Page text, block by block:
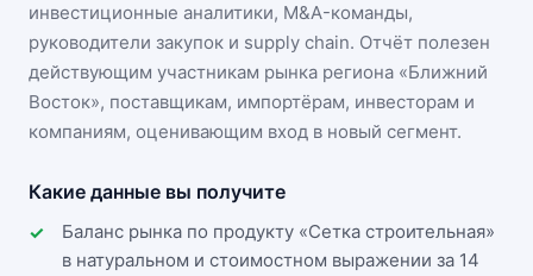
инвестиционные аналитики, M&A-команды,
руководители закупок и supply chain. Отчёт полезен
действующим участникам рынка региона «Ближний
Восток», поставщикам, импортёрам, инвесторам и
компаниям, оценивающим вход в новый сегмент.
Какие данные вы получите
Баланс рынка по продукту «Сетка строительная»
в натуральном и стоимостном выражении за 14